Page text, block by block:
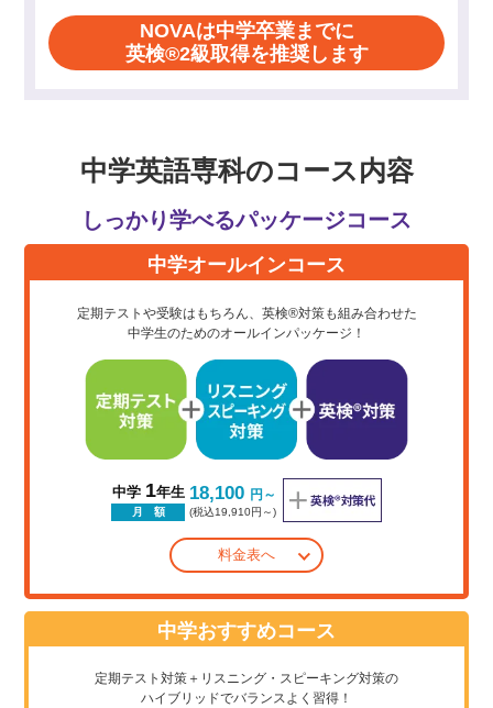
NOVAは中学卒業までに
英検®2級取得を推奨します
中学英語専科のコース内容
しっかり学べるパッケージコース
中学オールインコース
定期テストや受験はもちろん、英検®対策も組み合わせた
中学生のためのオールインパッケージ！
中学 1年生
月 額
18,100 円～
(税込19,910円～)
料金表へ
中学おすすめコース
定期テスト対策＋リスニング・スピーキング対策の
ハイブリッドでバランスよく習得！